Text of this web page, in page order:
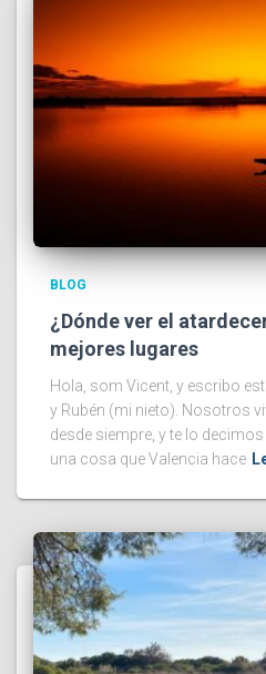
BLOG
¿Dónde ver el
mejores lugares
Hola, som Vicent, y escribo
y Rubén (mi nieto). Nosotros
desde siempre, y te lo
una cosa que Valencia hace